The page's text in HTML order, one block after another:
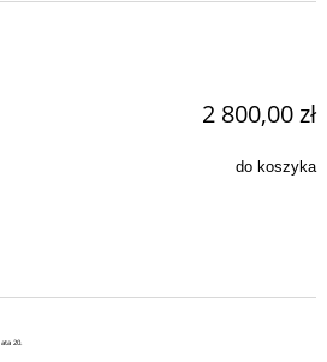
2 800,00 zł
do koszyka
20.